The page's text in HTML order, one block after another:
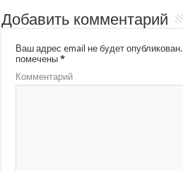
Добавить комментарий
Ваш адрес email не будет опубликован.
помечены*
Комментарий